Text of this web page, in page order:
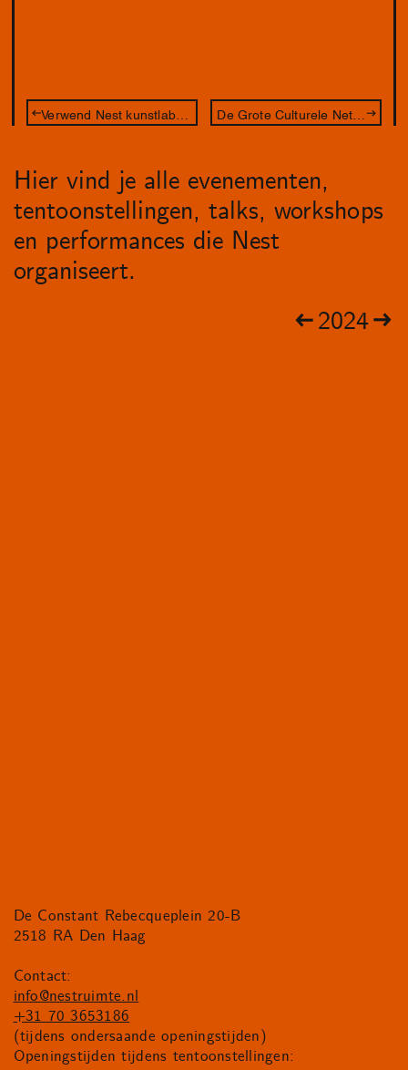
Hier vind je alle evenementen,
tentoonstellingen, talks, workshops
en performances die Nest
organiseert.
2024
De Constant Rebecqueplein 20-B
2518 RA Den Haag
Contact:
info@nestruimte.nl
+31 70 3653186
(tijdens ondersaande openingstijden)
Openingstijden tijdens tentoonstellingen: